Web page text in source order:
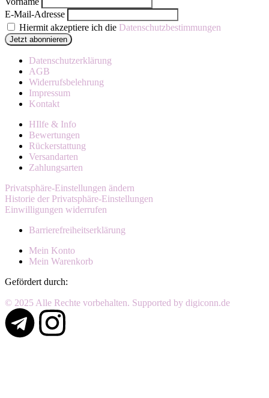
E-Mail-Adresse
Hiermit akzeptiere ich die Datenschutzbestimmungen
Datenschutzerklärung
AGB
Widerrufsbelehrung
Impressum
Kontakt
HIlfe & Info
Bewertungen
Rückerstattung
Versandarten
Zahlungsarten
Privatsphäre-Einstellungen ändern
Historie der Privatsphäre-Einstellungen
Einwilligungen widerrufen
Barrierefreiheitserklärung
Mein Konto
Mein Warenkorb
Gefördert durch:
© 2025 Alle Rechte vorbehalten. Supported by digiconn.de